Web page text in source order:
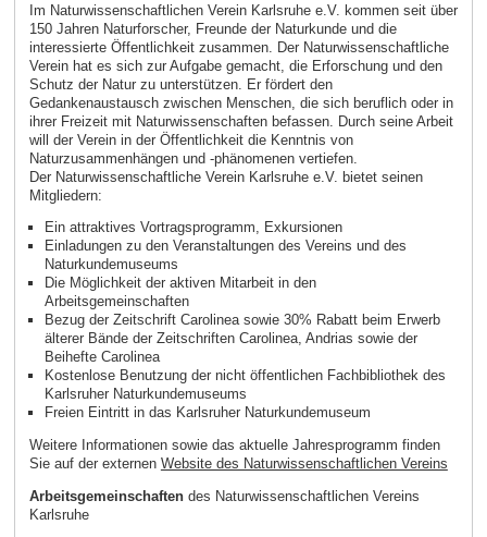
Im Naturwissenschaftlichen Verein Karlsruhe e.V. kommen seit über
150 Jahren Naturforscher, Freunde der Naturkunde und die
interessierte Öffentlichkeit zusammen. Der Naturwissenschaftliche
Verein hat es sich zur Aufgabe gemacht, die Erforschung und den
Schutz der Natur zu unterstützen. Er fördert den
Gedankenaustausch zwischen Menschen, die sich beruflich oder in
ihrer Freizeit mit Naturwissenschaften befassen. Durch seine Arbeit
will der Verein in der Öffentlichkeit die Kenntnis von
Naturzusammenhängen und -phänomenen vertiefen.
Der Naturwissenschaftliche Verein Karlsruhe e.V. bietet seinen
Mitgliedern:
Ein attraktives Vortragsprogramm, Exkursionen
Einladungen zu den Veranstaltungen des Vereins und des
Naturkundemuseums
Die Möglichkeit der aktiven Mitarbeit in den
Arbeitsgemeinschaften
Bezug der Zeitschrift Carolinea sowie 30% Rabatt beim Erwerb
älterer Bände der Zeitschriften Carolinea, Andrias sowie der
Beihefte Carolinea
Kostenlose Benutzung der nicht öffentlichen Fachbibliothek des
Karlsruher Naturkundemuseums
Freien Eintritt in das Karlsruher Naturkundemuseum
Weitere Informationen sowie das aktuelle Jahresprogramm finden
Sie auf der externen Website des Naturwissenschaftlichen Vereins
Arbeitsgemeinschaftendes Naturwissenschaftlichen Vereins
Karlsruhe